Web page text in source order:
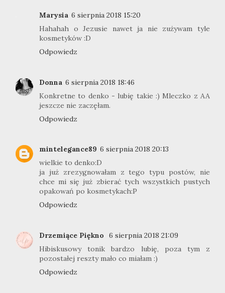
Marysia 6 sierpnia 2018 15:20
Hahahah o Jezusie nawet ja nie zużywam tyle
kosmetyków :D
Odpowiedz
Donna 6 sierpnia 2018 18:46
Konkretne to denko - lubię takie :) Mleczko z AA
jeszcze nie zaczęłam.
Odpowiedz
mintelegance89 6 sierpnia 2018 20:13
wielkie to denko:D
ja już zrezygnowałam z tego typu postów, nie
chce mi się już zbierać tych wszystkich pustych
opakowań po kosmetykach:P
Odpowiedz
Drzemiące Piękno
6 sierpnia 2018 21:09
Hibiskusowy tonik bardzo lubię, poza tym z
pozostałej reszty mało co miałam :)
Odpowiedz